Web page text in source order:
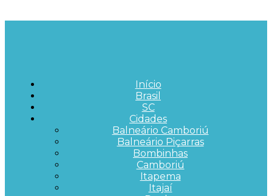
Início
Brasil
SC
Cidades
Balneário Camboriú
Balneário Piçarras
Bombinhas
Camboriú
Itapema
Itajaí